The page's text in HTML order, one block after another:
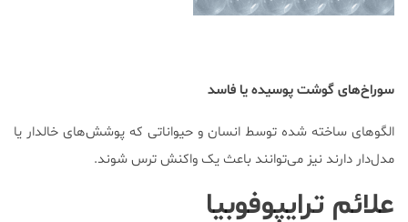
سوراخ‌های گوشت پوسیده یا فاسد
الگو‌های ساخته شده توسط انسان و حیواناتی که پوشش‌های خالدار یا
مدل‌دار دارند نیز می‌توانند باعث یک واکنش ترس شوند.
علائم ترایپوفوبیا